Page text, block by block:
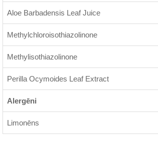
Aloe Barbadensis Leaf Juice
Methylchloroisothiazolinone
Methylisothiazolinone
Perilla Ocymoides Leaf Extract
Alergēni
Limonēns